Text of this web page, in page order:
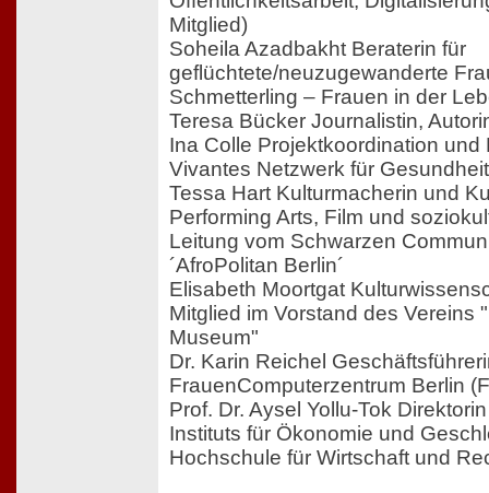
Mitglied)
Soheila Azadbakht Beraterin für
geflüchtete/neuzugewanderte
Schmetterling – Frauen in der
Teresa Bücker Journalistin,
Ina Colle Projektkoordination
Vivantes Netzwerk für
Tessa Hart Kulturmacherin und
Performing Arts, Film und
Leitung vom Schwarzen
´AfroPolitan Berlin´
Elisabeth Moortgat
Mitglied im Vorstand des Vereins
Museum"
Dr. Karin Reichel
FrauenComputerzentrum Berlin
Prof. Dr. Aysel Yollu-Tok
Instituts für Ökonomie und
Hochschule für Wirtschaft und